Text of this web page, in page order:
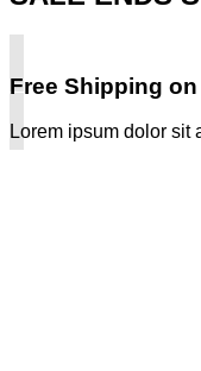
Free Shipping
Lorem ipsum dolor sit